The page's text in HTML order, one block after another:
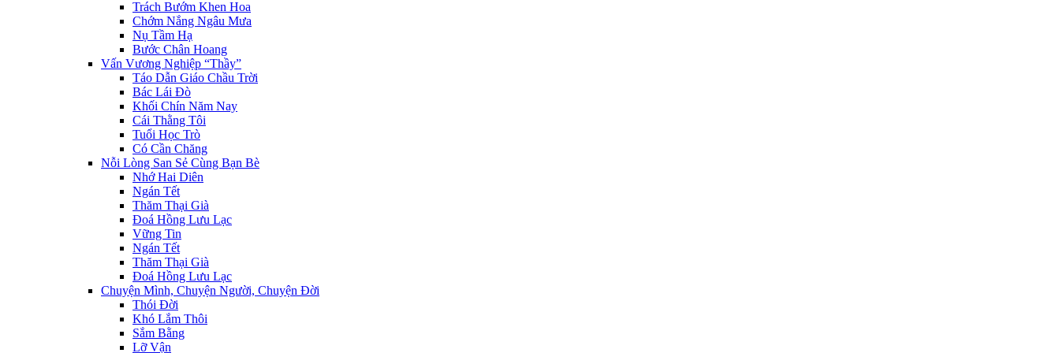
Trách Bướm Khen Hoa
Chớm Nắng Ngâu Mưa
Nụ Tầm Hạ
Bước Chân Hoang
Vấn Vương Nghiệp “Thầy”
Táo Dẫn Giáo Chầu Trời
Bác Lái Đò
Khối Chín Năm Nay
Cái Thằng Tôi
Tuổi Học Trò
Có Cần Chăng
Nỗi Lòng San Sẻ Cùng Bạn Bè
Nhớ Hai Diên
Ngán Tết
Thăm Thại Già
Đoá Hồng Lưu Lạc
Vững Tin
Ngán Tết
Thăm Thại Già
Đoá Hồng Lưu Lạc
Chuyện Mình, Chuyện Người, Chuyện Đời
Thói Đời
Khó Lắm Thôi
Sắm Bằng
Lỡ Vận